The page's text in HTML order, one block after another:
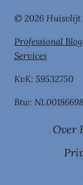
© 2026 Huisvlijt
Professional
Services
KvK: 59532750
Btw:
Over